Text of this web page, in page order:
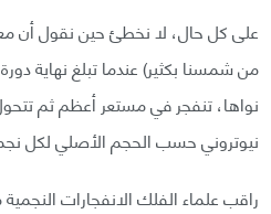
على كل حال، لا نخطئ حين نقول أن
من شمسنا بكثير) عندما تبلغ نهاية
نواها، تنفجر في مستعر أعظم ثم
نيوتروني حسب الحجم الأصلي لكل
راقب علماء الفلك الانفجارات